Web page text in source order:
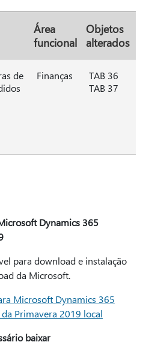
Área
funcional
Objetos
alterados
de
Finanças
TAB 36
TAB 37
Dynamics 365
para download e instalação
da Microsoft.
Microsoft Dynamics 365
Primavera 2019 local
baixar